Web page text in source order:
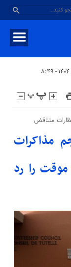
متناقض
مذاکرات
موقت را رد